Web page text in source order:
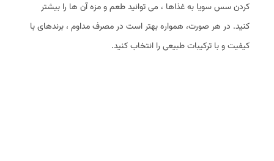
کردن سس سویا به غذاها ، می ‌توانید طعم و مزه آن‌ ها را بیشتر
کنید. در هر صورت، همواره بهتر است در مصرف مداوم ، برندهای با
کیفیت و با ترکیبات طبیعی را انتخاب کنید.